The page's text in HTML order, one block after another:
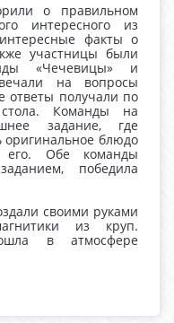
о правильном
интересного из
факты о
участницы были
«Чечевицы» и
на вопросы
ответы получали по
Команды на
задание, где
оригинальное блюдо
его. Обе команды
победила
своими руками
из круп.
в атмосфере